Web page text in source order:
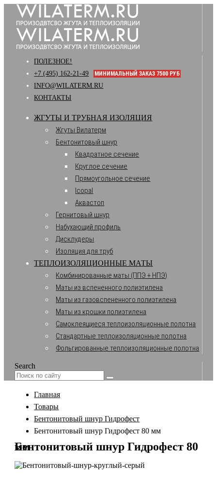
ПОЛЕЗНОЕ!
+7 (495) 162-21-49
МИНИМАЛЬНЫЙ ЗАКАЗ 7500 РУБ
INFO@WILATERM.RU
КОНТАКТЫ
ЖГУТЫ И ТРУБНАЯ ИЗОЛЯЦИЯ
Жгуты Вилатерм
Бентонитовый шнур
Квадратное сечение
Круглое сечение
Прямоугольное сечение
Icopal
Аквастоп
Гернитовый шнур
Набухающий профиль
Дисклудеры
Изоляция для труб
ТЕПЛОИЗОЛЯЦИОННЫЕ МАТЫ
Комбинированные маты (ППЭ + НПЭ)
Маты из вспененного полиэтилена
Маты из газовспененного полиэтилена
Маты из крошки полиэтилена
Самоклеящиеся теплоизоляционные полотна
Стандартные теплоизоляционные полотна
Фольгированные теплоизоляционные полотна
Search
Главная
Товары
Бентонитовый шнур Гидрофест
Бентонитовый шнур Гидрофест 80 мм
Бентонитовый шнур Гидрофест 80 мм